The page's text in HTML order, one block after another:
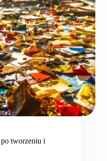
tworzeniu i